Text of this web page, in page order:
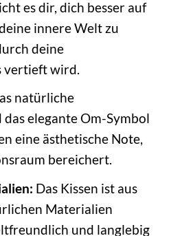
es dir, dich besser auf
innere Welt zu
deine
vertieft wird.
natürliche
elegante Om-Symbol
eine ästhetische Note,
bereichert.
Das Kissen ist aus
Materialien
und langlebig